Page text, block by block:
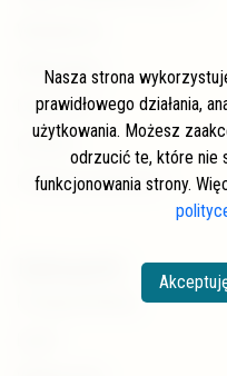
Wspierający
Newsletter
Kontakt
Polityka prywatności
Nasza strona
prawidłowego działania,
użytkowania. Możesz
odrzucić te, które nie
funkcjonowania strony.